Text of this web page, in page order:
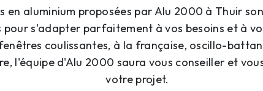
en aluminium proposées par Alu 2000 à Thuir
pour s'adapter parfaitement à vos besoins et à
coulissantes, à la française, oscillo-
l'équipe d'Alu 2000 saura vous conseiller et
votre projet.